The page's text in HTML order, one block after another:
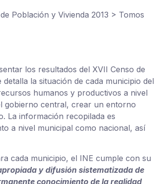
Población y Vivienda 2013 > Tomos
los resultados del XVII Censo de
la situación de cada municipio del
humanos y productivos a nivel
gobierno central, crear un entorno
La información recopilada es
a nivel municipal como nacional, así
cada municipio, el INE cumple con su
y difusión sistematizada de
conocimiento de la realidad